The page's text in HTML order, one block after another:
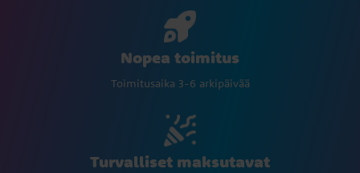
Nopea toimitus
Toimitusaika 3-6 arkipäivää
Turvalliset maksutavat